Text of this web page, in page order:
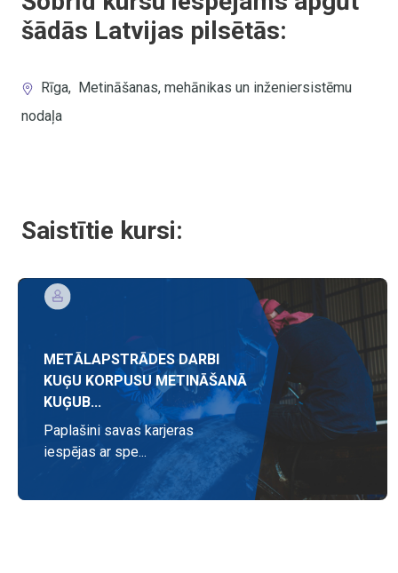
šādās Latvijas pilsētās:
Rīga, Metināšanas, mehānikas un inženiersistēmu
nodaļa
Saistītie kursi:
METĀLAPSTRĀDES DARBI
KUĢU KORPUSU METINĀŠANĀ
KUĢUB...
Paplašini savas karjeras
iespējas ar spe...